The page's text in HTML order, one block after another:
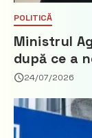
POLITICĂ
Ministrul
după ce a
Partidul
24/07/2026